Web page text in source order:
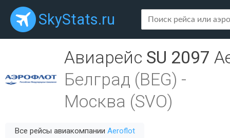
SkyStats.ru
Авиарейс SU 2097
Белград (BEG) -
Москва (SVO)
Все рейсы авиакомпании Aeroflot